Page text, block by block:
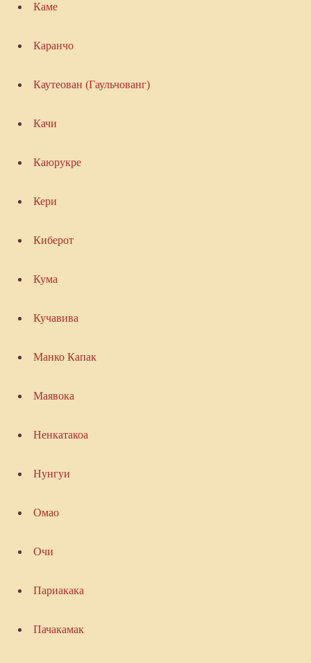
Каме
Каранчо
Каутеован (Гаульчованг)
Качи
Каюрукре
Кери
Киберот
Кума
Кучавива
Манко Капак
Маявока
Ненкатакоа
Нунгуи
Омао
Очи
Париакака
Пачакамак